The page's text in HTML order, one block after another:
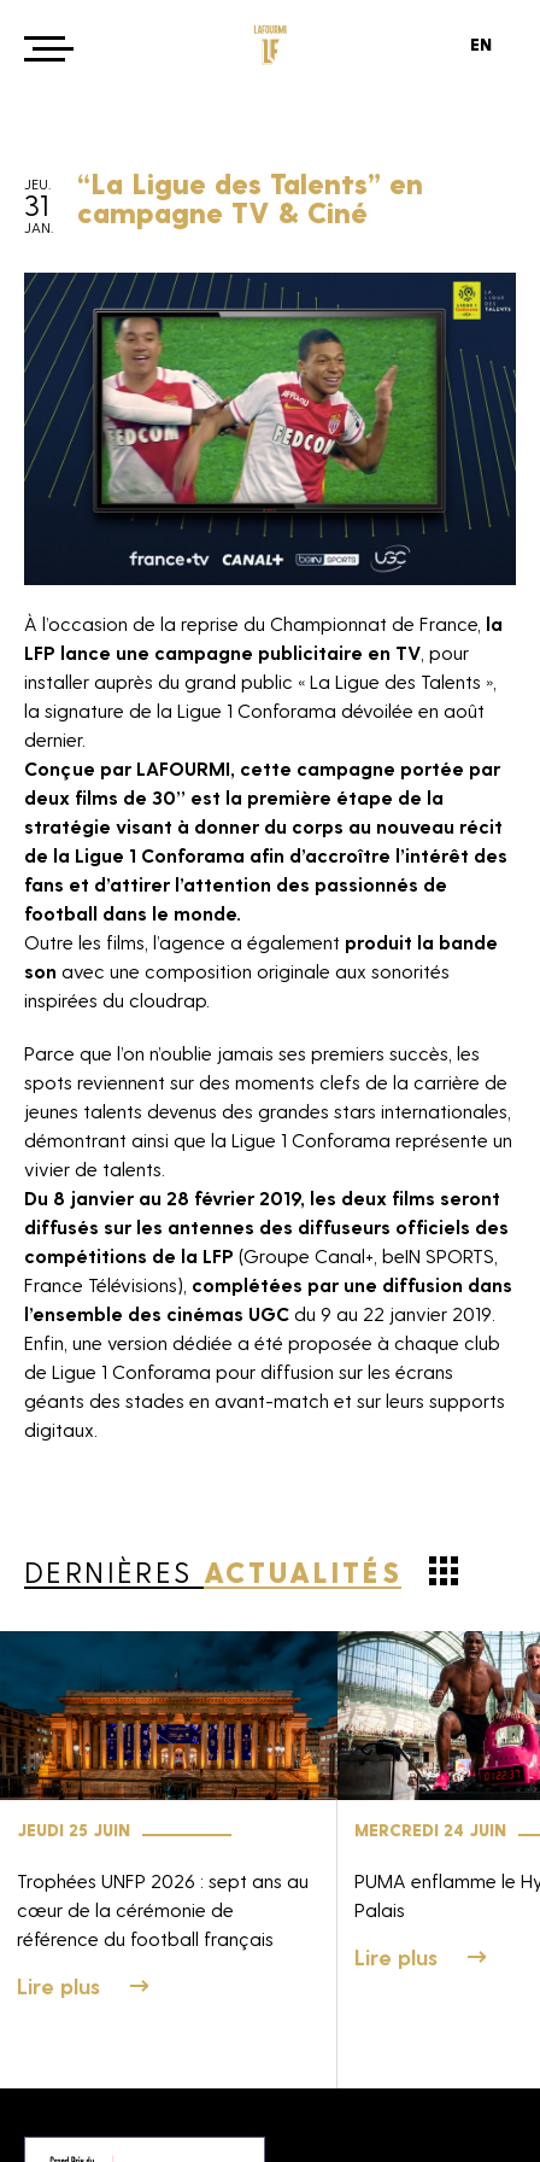
EN
Agence
Projets
Horizon sport
Jobs
Contact
The Fan Syndicate
Press Room
JEU.
31
JAN.
“La Ligue des Talents” en
campagne TV & Ciné
À l’occasion de la reprise du Championnat de France, la
LFP lance une campagne publicitaire en TV , pour
installer auprès du grand public « La Ligue des Talents »,
la signature de la Ligue 1 Conforama dévoilée en août
dernier.
Conçue par LAFOURMI, cette campagne portée par
deux films de 30’’ est la première étape de la
stratégie visant à donner du corps au nouveau récit
de la Ligue 1 Conforama afin d’accroître l’intérêt des
fans et d’attirer l’attention des passionnés de
football dans le monde.
Outre les films, l’agence a également produit la bande
son avec une composition originale aux sonorités
inspirées du cloudrap.
Parce que l’on n’oublie jamais ses premiers succès, les
spots reviennent sur des moments clefs de la carrière de
jeunes talents devenus des grandes stars internationales,
démontrant ainsi que la Ligue 1 Conforama représente un
vivier de talents.
Du 8 janvier au 28 février 2019, les deux films seront
diffusés sur les antennes des diffuseurs officiels des
compétitions de la LFP (Groupe Canal+, beIN SPORTS,
France Télévisions), complétées par une diffusion dans
l’ensemble des cinémas UGC du 9 au 22 janvier 2019.
Enfin, une version dédiée a été proposée à chaque club
de Ligue 1 Conforama pour diffusion sur les écrans
géants des stades en avant-match et sur leurs supports
digitaux.
DERNIÈRES ACTUALITÉS
JEUDI 25 JUIN
Trophées UNFP 2026 : sept ans au
cœur de la cérémonie de
référence du football français
Lire plus
MERCREDI 24 JUIN
PUMA enflamme le
Palais
Lire plus
NEWSLETTER